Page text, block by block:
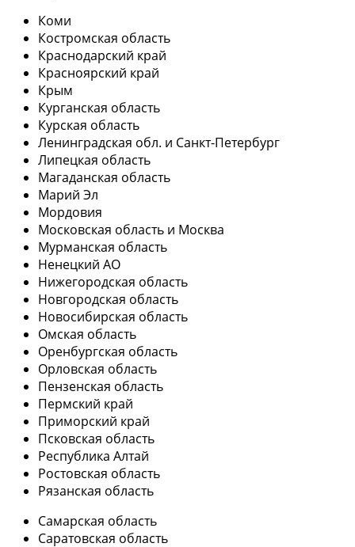
Коми
Костромская область
Краснодарский край
Красноярский край
Крым
Курганская область
Курская область
Ленинградская обл. и Санкт-Петербург
Липецкая область
Магаданская область
Марий Эл
Мордовия
Московская область и Москва
Мурманская область
Ненецкий АО
Нижегородская область
Новгородская область
Новосибирская область
Омская область
Оренбургская область
Орловская область
Пензенская область
Пермский край
Приморский край
Псковская область
Республика Алтай
Ростовская область
Рязанская область
Самарская область
Саратовская область